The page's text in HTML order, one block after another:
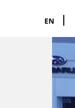
EN